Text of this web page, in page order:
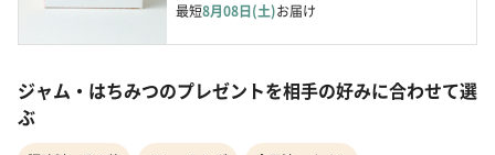
最短8月08日(土)お届け
ジャム・はちみつのプレゼントを相手の好みに合わせて選
ぶ